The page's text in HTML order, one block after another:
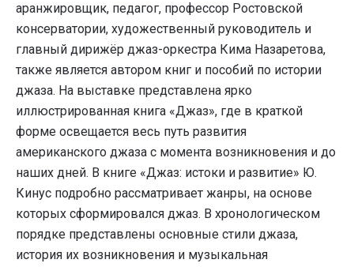
аранжировщик, педагог, профессор Ростовской
консерватории, художественный руководитель и
главный дирижёр джаз-оркестра Кима Назаретова,
также является автором книг и пособий по истории
джаза. На выставке представлена ярко
иллюстрированная книга «Джаз», где в краткой
форме освещается весь путь развития
американского джаза с момента возникновения и до
наших дней. В книге «Джаз: истоки и развитие» Ю.
Кинус подробно рассматривает жанры, на основе
которых сформировался джаз. В хронологическом
порядке представлены основные стили джаза,
история их возникновения и музыкальная